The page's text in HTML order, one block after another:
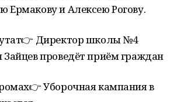
и Алексею Рогову.
Директор школы №4
проведёт приём граждан
Уборочная кампания в